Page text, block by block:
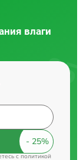
влаги
cполитикой